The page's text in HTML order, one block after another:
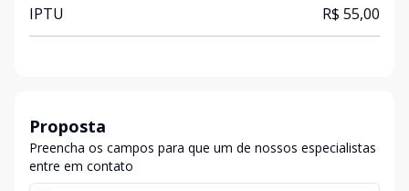
IPTU R$ 55,00
Proposta
Preencha os campos para que um de nossos especialistas
entre em contato